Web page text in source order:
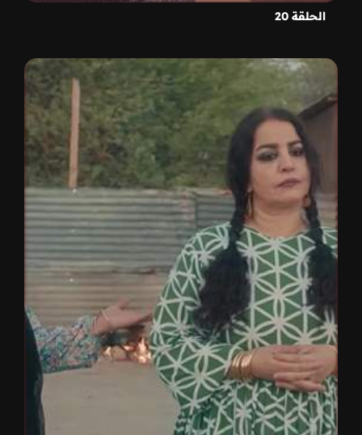
الحلقة 20